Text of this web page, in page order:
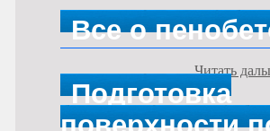
Все о
Читать
Подготовка